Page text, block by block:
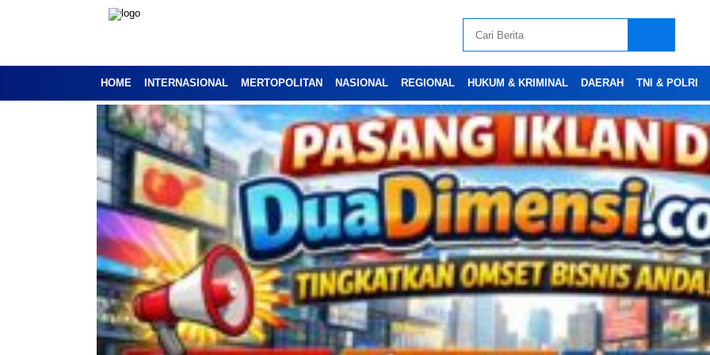
HOME INTERNASIONAL MERTOPOLITAN NASIONAL REGIONAL HUKUM & KRIMINAL DAERAH TNI & POLRI
Advertesment